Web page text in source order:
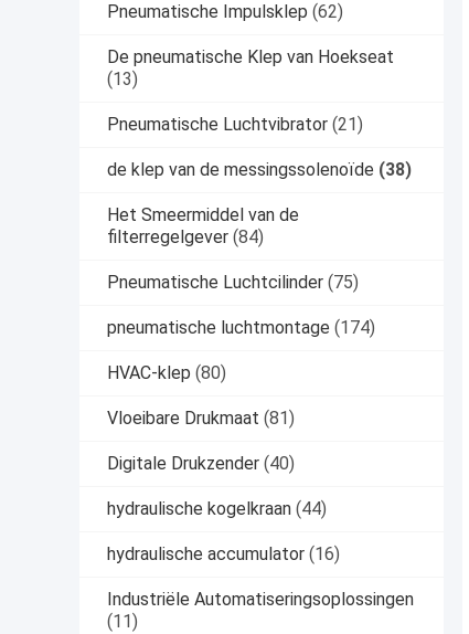
Pneumatische Impulsklep (62)
De pneumatische Klep van Hoekseat
(13)
Pneumatische Luchtvibrator (21)
de klep van de messingssolenoïde (38)
Het Smeermiddel van de
filterregelgever (84)
Pneumatische Luchtcilinder (75)
pneumatische luchtmontage (174)
HVAC-klep (80)
Vloeibare Drukmaat (81)
Digitale Drukzender (40)
hydraulische kogelkraan (44)
hydraulische accumulator (16)
Industriële Automatiseringsoplossingen
(11)